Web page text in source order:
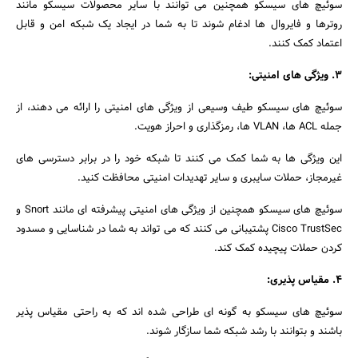
سوئیچ های سیسکو همچنین می توانند با سایر محصولات سیسکو مانند
روترها و فایروال ها ادغام شوند تا به شما در ایجاد یک شبکه امن و قابل
اعتماد کمک کنند.
3. ویژگی های امنیتی:
سوئیچ های سیسکو طیف وسیعی از ویژگی های امنیتی را ارائه می دهند، از
جمله ACL ها، VLAN ها، رمزگذاری و احراز هویت.
این ویژگی ها به شما کمک می کنند تا شبکه خود را در برابر دسترسی های
غیرمجاز، حملات سایبری و سایر تهدیدات امنیتی محافظت کنید.
سوئیچ های سیسکو همچنین از ویژگی های امنیتی پیشرفته ای مانند Snort و
Cisco TrustSec پشتیبانی می کنند که می تواند به شما در شناسایی و مسدود
کردن حملات پیچیده کمک کند.
4. مقیاس پذیری:
سوئیچ های سیسکو به گونه ای طراحی شده اند که به راحتی مقیاس پذیر
باشند و بتوانند با رشد شبکه شما سازگار شوند.